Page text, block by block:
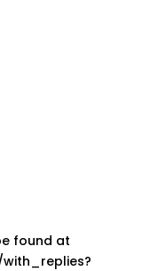
found at